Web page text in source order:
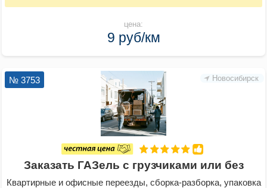
цена:
9 руб/км
Новосибирск
№ 3753
Заказать ГАЗель с грузчиками или без
Квартирные и офисные переезды, сборка-разборка, упаковка